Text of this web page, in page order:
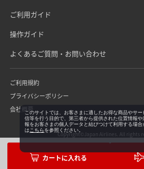
ご利用ガイド
操作ガイド
よくあるご質問・お問い合わせ
ご利用規約
プライバシーポリシー
会社概要
Copyright©Japan Airlines. All rights
このサイトでは、お客さまに適したお得な商品やサ
信等を行う目的で、第三者から提供された位置情報
報をお客さまの個人データと結びつけて利用する場合
は こちらを参照ください。